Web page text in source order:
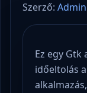
Szerző:
Ez egy
időeltolás